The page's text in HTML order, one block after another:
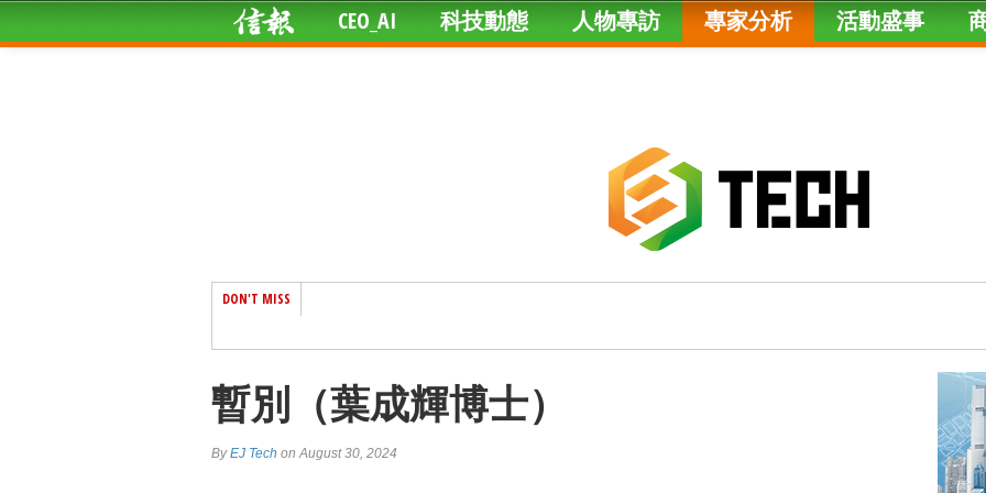
CEO_AI 科技動態 人物專訪 專家分析 活動盛事
DON'T MISS
暫別（葉成輝博士）
ByEJ Tech on August 30, 2024